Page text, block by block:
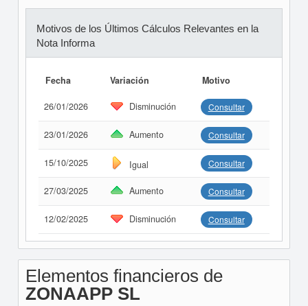
Motivos de los Últimos Cálculos Relevantes en la
Nota Informa
Fecha Variación Motivo
26/01/2026 Disminución Consultar
23/01/2026 Aumento Consultar
15/10/2025 Igual Consultar
27/03/2025 Aumento Consultar
12/02/2025 Disminución Consultar
Elementos financieros de
ZONAAPP SL